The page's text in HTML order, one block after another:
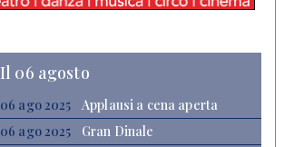
Il 06 agosto
06 ago 2025
Applausi a cena aperta
06 ago 2025
Gran Dinale